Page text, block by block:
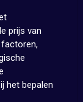
prijs van
factoren,
het bepalen